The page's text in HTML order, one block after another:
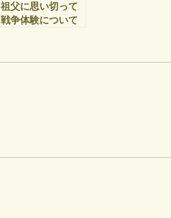
祖父に思い切って
戦争体験について